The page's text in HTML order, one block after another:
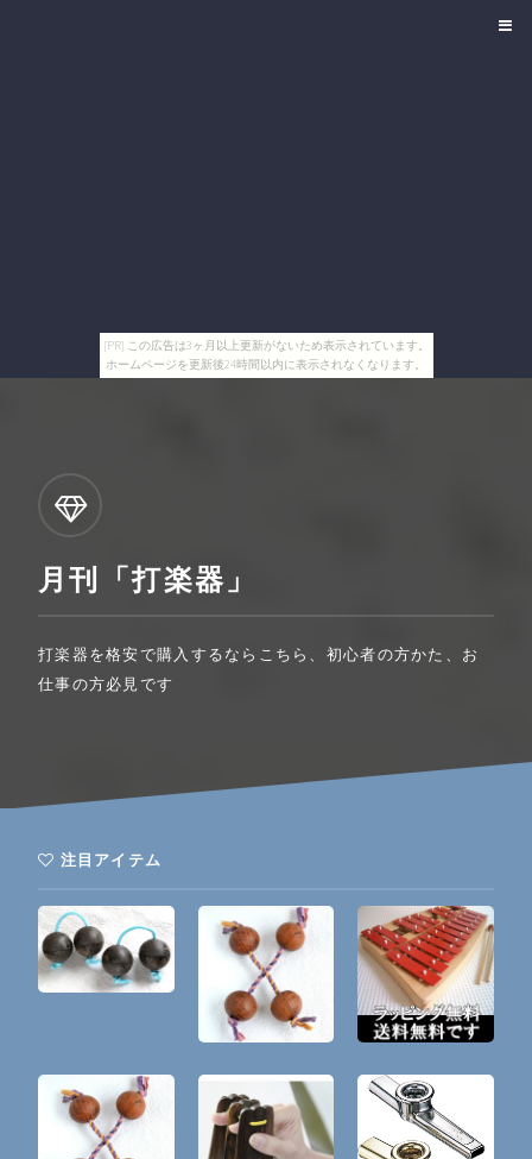
[PR] この広告は3ヶ月以上更新がないため表示されています。
ホームページを更新後24時間以内に表示されなくなります。
月刊「打楽器」
打楽器を格安で購入するならこちら、初心者の方かた、お
仕事の方必見です
注目アイテム